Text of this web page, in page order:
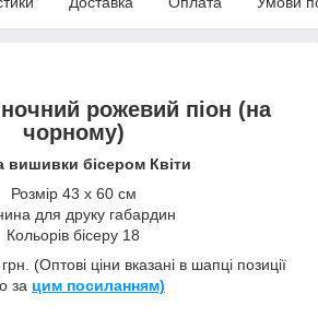
рожевий піон (на
чорному)
вишивки бісером Квіти
Розмір 43 х 60 см
для друку габардин
Кольорів бісеру 18
(Оптові ціни вказані в шапці позиції
за цим посиланням)